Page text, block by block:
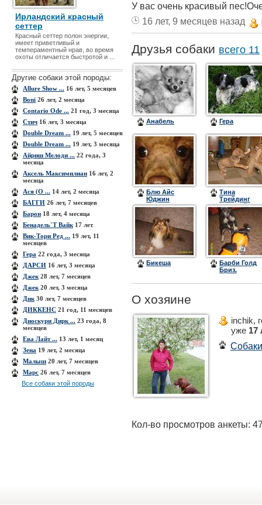
Ирландский красный
сеттер
Красный сеттер полон энергии,
имеет приветливый и
темпераментный нрав, во время
охоты отличается быстротой и ...
Другие собаки этой породы:
Allure Show ... 16 лет, 5 месяцев
Boni 26 лет, 2 месяца
Contario Ode ... 21 год, 3 месяца
Cтич 16 лет, 3 месяца
Double Dream ... 19 лет, 5 месяцев
Double Dream ... 19 лет, 3 месяца
Айриш Мелоди ... 22 года, 3
месяца
Аксель Максимилиан 16 лет, 2
месяца
Ася (О ... 14 лет, 2 месяца
БАГГИ 26 лет, 7 месяцев
Барон 18 лет, 4 месяца
Бенадель`Т Вайк 17 лет
Вик-Тори Ред ... 19 лет, 11
месяцев
Гера 22 года, 3 месяца
ДАРСИ 16 лет, 3 месяца
Джек 28 лет, 7 месяцев
Джек 20 лет, 3 месяца
Дик 30 лет, 7 месяцев
ДИККЕНС 21 год, 11 месяцев
Диоскури Дирк ... 23 года, 8
месяцев
Ева Лайт ... 13 лет, 1 месяц
Зена 19 лет, 2 месяца
Малыш 20 лет, 7 месяцев
Марс 26 лет, 7 месяцев
Все собаки этой породы
У вас очень красивый
16 лет, 9 месяцев назад
Друзья собаки всего 11
Анабель Гера
Блю Айс
Юджин
Тина
Трейдинг
Самурай
Невский
Бикеша
Барби Голд
Бриз.
О хозяине
inchik,
уже 17
Собаки
Кол-во просмотров анкеты: